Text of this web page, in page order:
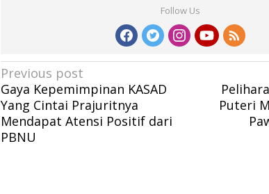
Follow Us
Post
navigation
Previous post
Gaya Kepemimpinan KASAD
Yang Cintai Prajuritnya
Mendapat Atensi Positif dari
PBNU
Puteri